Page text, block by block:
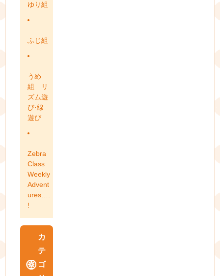
ゆり組
ふじ組
うめ
組 リ
ズム遊
び·線
遊び
Zebra
Class
Weekly
Advent
ures….
!
カ
テ
ゴ